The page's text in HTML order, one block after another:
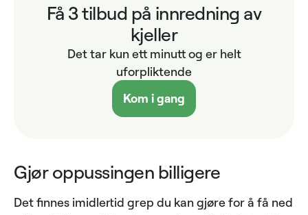
Få 3 tilbud på innredning av
kjeller
Det tar kun ett minutt og er helt
uforpliktende
Kom i gang
Gjør oppussingen billigere
Det finnes imidlertid grep du kan gjøre for å få ned